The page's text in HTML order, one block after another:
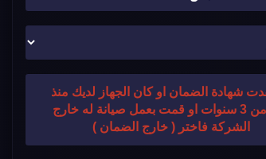
شهادة الضمان او كان الجهاز لديك منذ
اكثر من 3 سنوات او قمت بعمل صيانة له خارج
الشركة فاختر ( خارج الضمان )